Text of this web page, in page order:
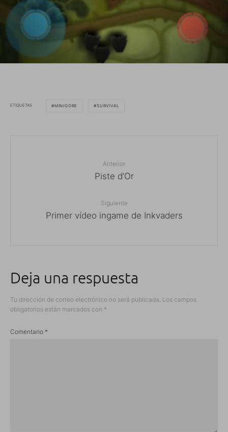
ETIQUETAS MINIGORE SURVIVAL
Anterior
Piste d’Or
Siguiente
Primer vídeo ingame de Inkvaders
Deja una respuesta
Tu dirección de correo electrónico no será publicada. Los campos
obligatorios están marcados con *
Comentario *